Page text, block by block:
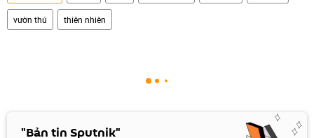
vườn thú thiên nhiên
"Bản tin Sputnik"